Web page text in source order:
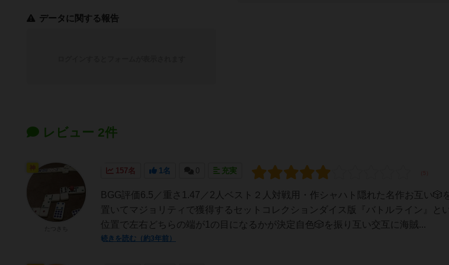
データに関する報告
レビュー 2件
157名 1名 0 充実
BGG評価6.5／重さ1.47／2人ベスト２人対戦用・作シャハト隠れた名作お互い🎲
置いてマジョリティで獲得するセットコレクションダイス版『バトルライン』と
位置で左右どちらの端が1の目になるかが決定自色🎲を振り互い交互に海賊...
続きを読む（約3年前）